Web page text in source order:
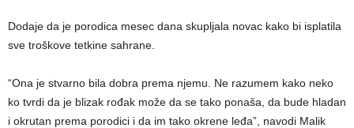
Dodaje da je porodica mesec dana skupljala novac kako bi isplatila
sve troškove tetkine sahrane.
“Ona je stvarno bila dobra prema njemu. Ne razumem kako neko
ko tvrdi da je blizak rođak može da se tako ponaša, da bude hladan
i okrutan prema porodici i da im tako okrene leđa”, navodi Malik